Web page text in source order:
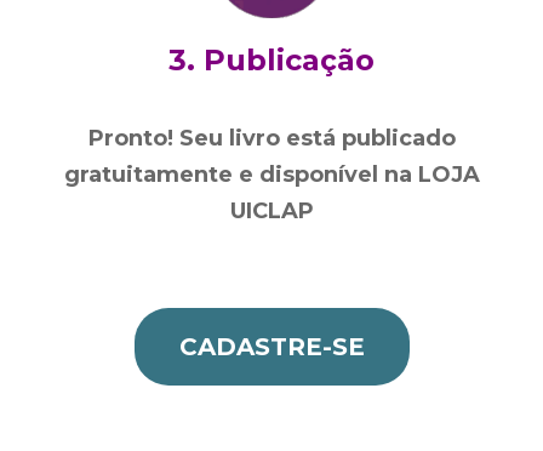
3. Publicação
Pronto! Seu livro está publicado
gratuitamente e disponível na LOJA
UICLAP
CADASTRE-SE